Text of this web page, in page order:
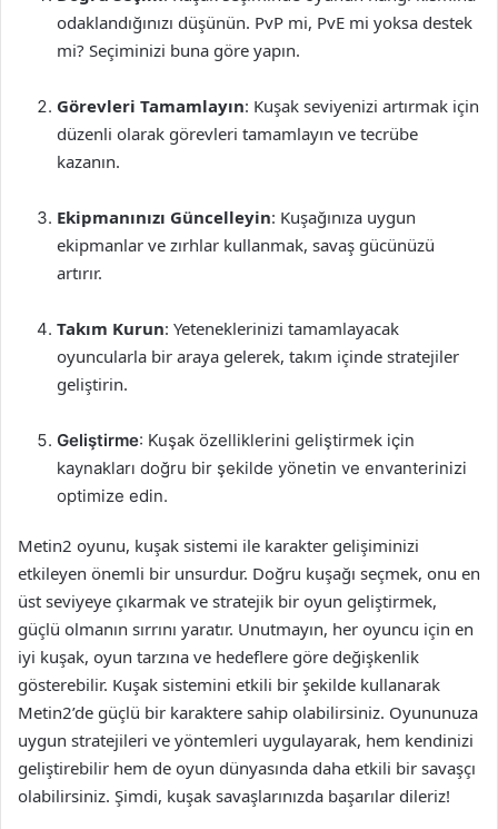
odaklandığınızı düşünün. PvP mi, PvE mi yoksa destek
mi? Seçiminizi buna göre yapın.
Görevleri Tamamlayın: Kuşak seviyenizi artırmak için
düzenli olarak görevleri tamamlayın ve tecrübe
kazanın.
Ekipmanınızı Güncelleyin: Kuşağınıza uygun
ekipmanlar ve zırhlar kullanmak, savaş gücünüzü
artırır.
Takım Kurun: Yeteneklerinizi tamamlayacak
oyuncularla bir araya gelerek, takım içinde stratejiler
geliştirin.
Geliştirme: Kuşak özelliklerini geliştirmek için
kaynakları doğru bir şekilde yönetin ve envanterinizi
optimize edin.
Metin2 oyunu, kuşak sistemi ile karakter gelişiminizi
etkileyen önemli bir unsurdur. Doğru kuşağı seçmek, onu en
üst seviyeye çıkarmak ve stratejik bir oyun geliştirmek,
güçlü olmanın sırrını yaratır. Unutmayın, her oyuncu için en
iyi kuşak, oyun tarzına ve hedeflere göre değişkenlik
gösterebilir. Kuşak sistemini etkili bir şekilde kullanarak
Metin2’de güçlü bir karaktere sahip olabilirsiniz. Oyununuza
uygun stratejileri ve yöntemleri uygulayarak, hem kendinizi
geliştirebilir hem de oyun dünyasında daha etkili bir savaşçı
olabilirsiniz. Şimdi, kuşak savaşlarınızda başarılar dileriz!